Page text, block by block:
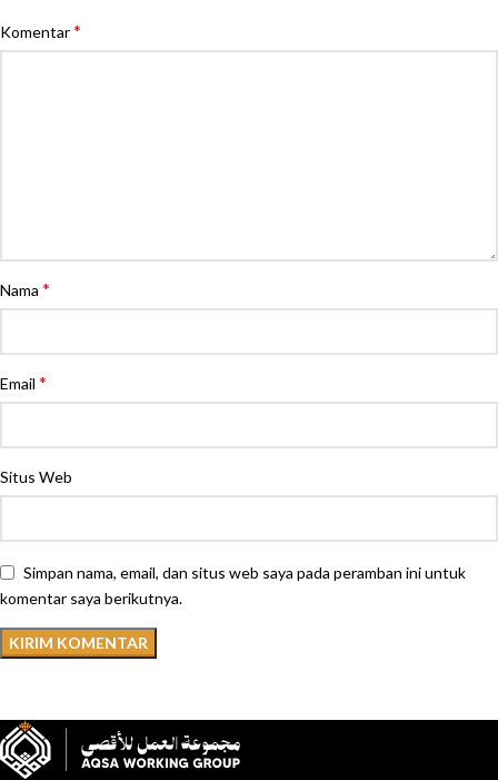
Komentar*
Nama *
Email *
Situs Web
Simpan nama, email, dan situs web saya pada peramban ini untuk
komentar saya berikutnya.